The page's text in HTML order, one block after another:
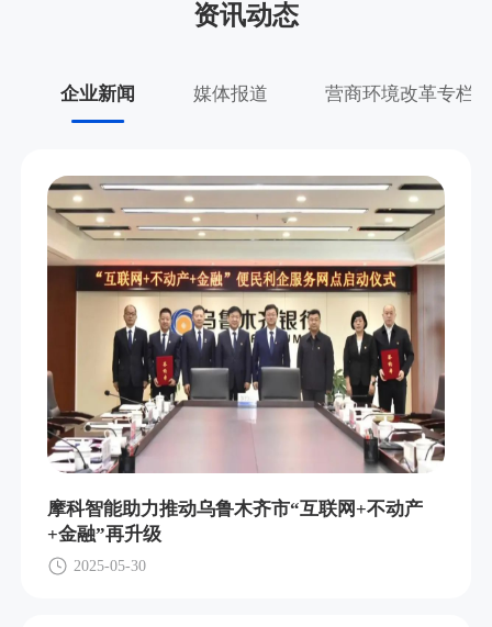
资讯动态
企业新闻 媒体报道 营商环境改革专栏
摩科智能助力推动乌鲁木齐市“互联网+不动产
+金融”再升级
2025-05-30